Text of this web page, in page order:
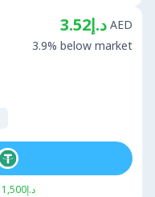
د.إ3.52 AED
3.9% below market
د.إ1,500 - د.إ500,000